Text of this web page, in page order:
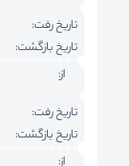
تاریخ رفت:
تاریخ بازگشت:
از:
تاریخ رفت:
تاریخ بازگشت: